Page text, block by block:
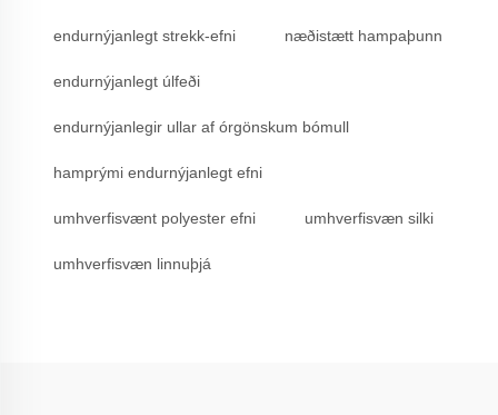
endurnýjanlegt strekk-efni næðistætt hampaþunn
endurnýjanlegt úlfeði
endurnýjanlegir ullar af órgönskum bómull
hamprými endurnýjanlegt efni
umhverfisvænt polyester efni umhverfisvæn silki
umhverfisvæn linnuþjá